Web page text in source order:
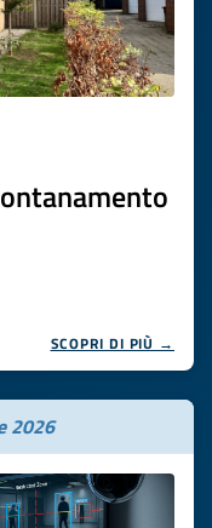
SCOPRI DI PIÙ →
2026